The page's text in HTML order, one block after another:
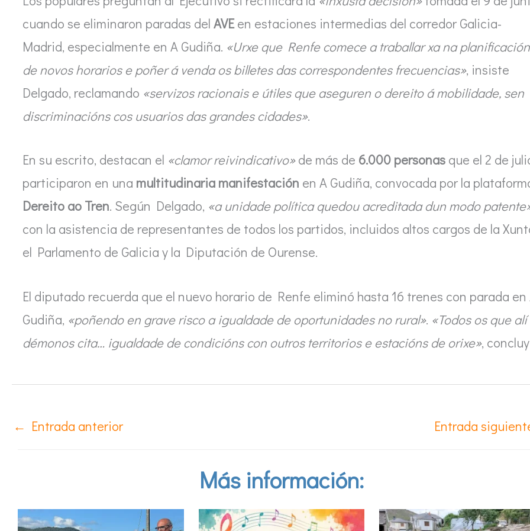
cuando se eliminaron paradas del AVEen estaciones intermedias del corredor Galicia-
Madrid, especialmente en A Gudiña. «Urxe que Renfe comece a traballar xa na planificación
de novos horarios e poñer á venda os billetes das correspondentes frecuencias», insiste
Delgado, reclamando «servizos racionais e útiles que aseguren o dereito á mobilidade, sen
discriminacións cos usuarios das grandes cidades».
En su escrito, destacan el «clamor reivindicativo»de más de 6.000 personas que el 2 de
participaron en una multitudinaria manifestación en A Gudiña, convocada por la
Dereito ao Tren. Según Delgado, «a unidade política quedou acreditada dun modo
con la asistencia de representantes de todos los partidos, incluidos altos cargos de la
el Parlamento de Galicia y la Diputación de Ourense.
El diputado recuerda que el nuevo horario de Renfe eliminó hasta 16 trenes con parada en
Gudiña, «poñendo en grave risco a igualdade de oportunidades no rural». «Todos os que alí
démonos cita… igualdade de condicións con outros territorios e estacións de orixe»,
← Entrada anterior Entrada
Más información: